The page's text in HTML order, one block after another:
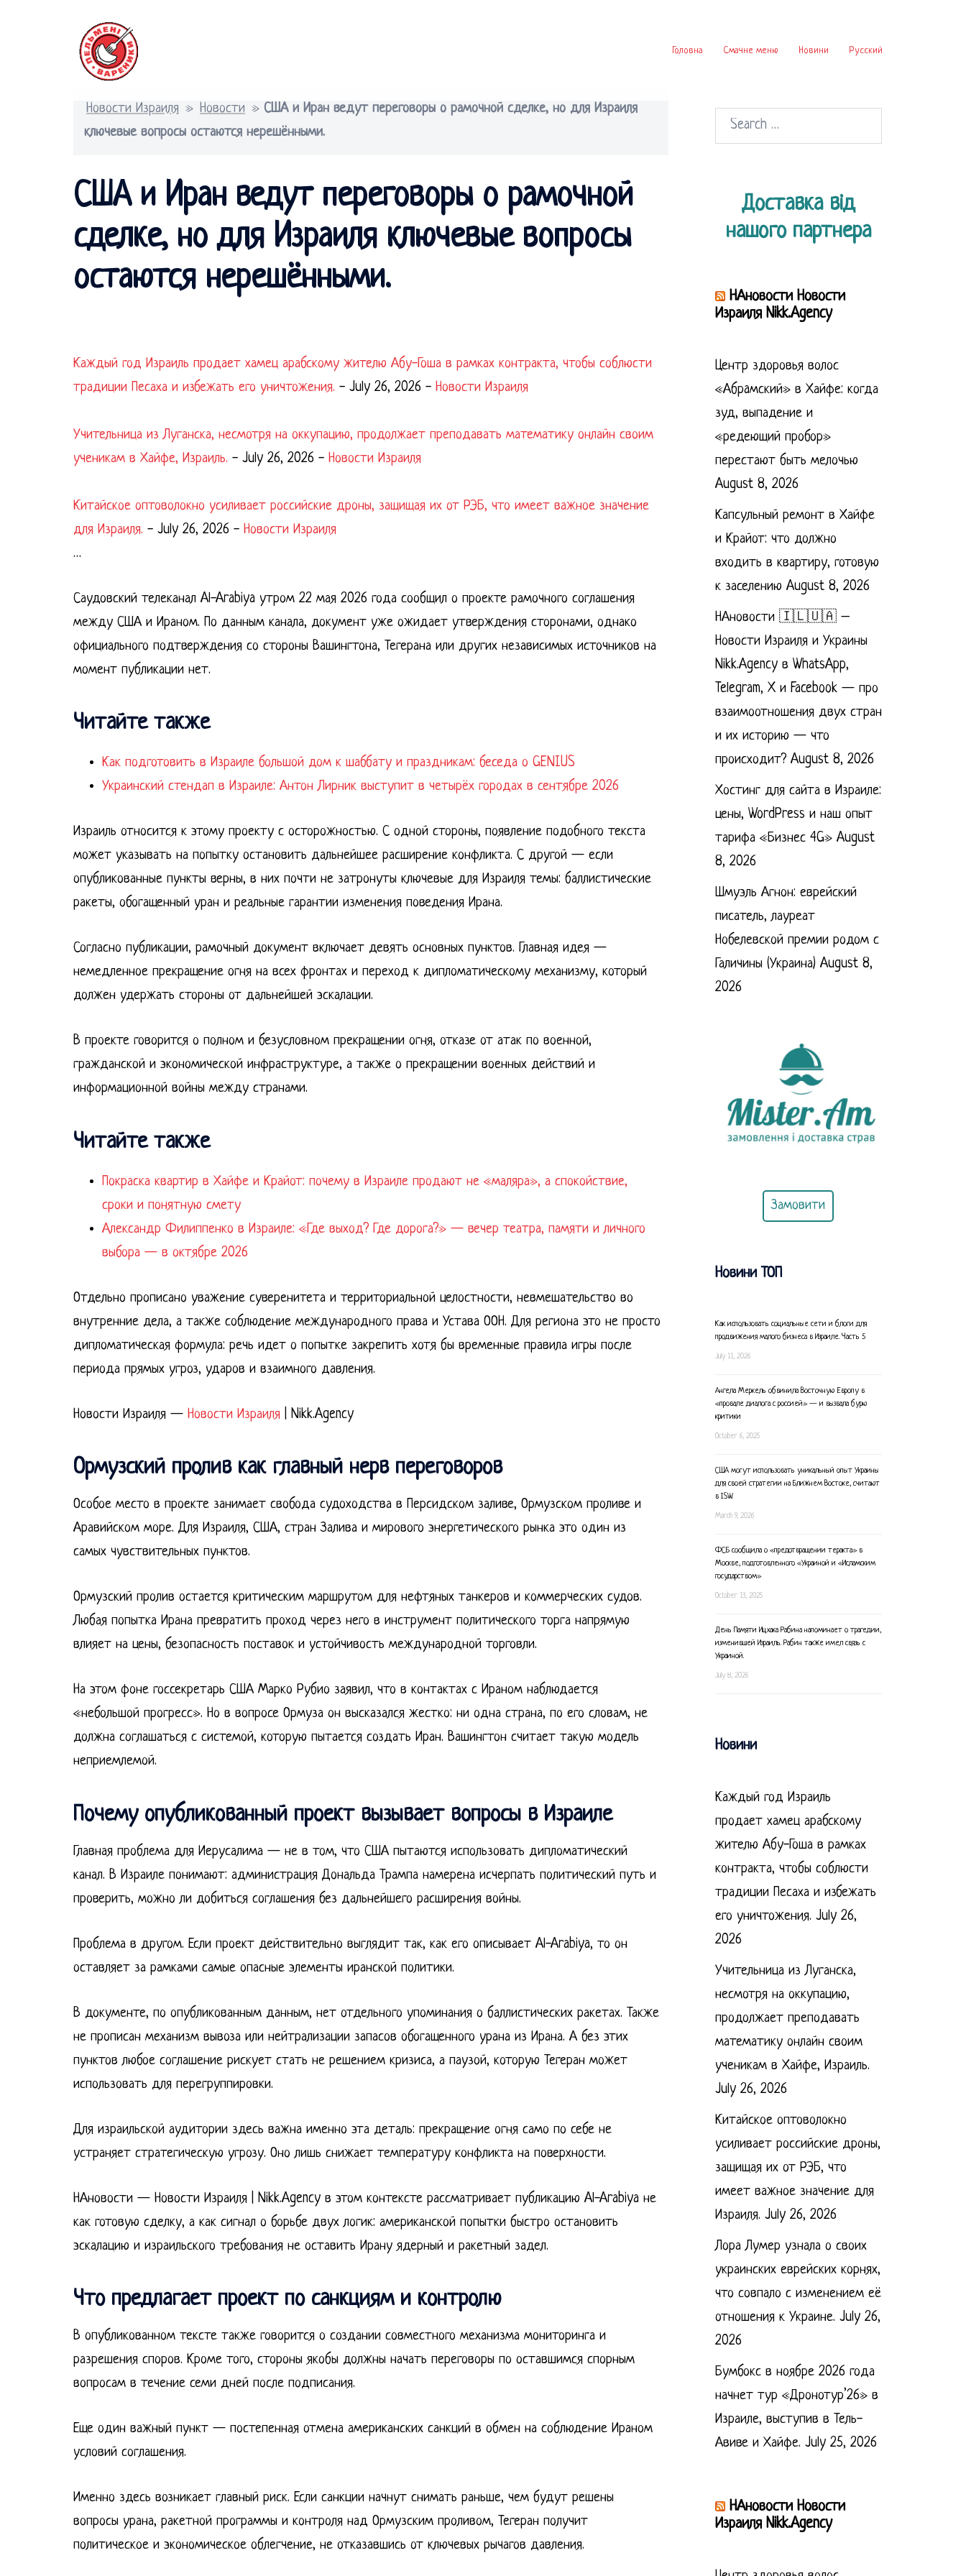
Головна Смачне меню Новини Русский
Новости Израиля » Новости » США и Иран ведут переговоры о рамочной сделке, но для Израиля
ключевые вопросы остаются нерешёнными.
США и Иран ведут переговоры о рамочной
сделке, но для Израиля ключевые вопросы
остаются нерешёнными.
Каждый год Израиль продает хамец арабскому жителю Абу-Гоша в рамках контракта, чтобы соблюсти
традиции Песаха и избежать его уничтожения. - July 26, 2026 - Новости Израиля
Учительница из Луганска, несмотря на оккупацию, продолжает преподавать математику онлайн своим
ученикам в Хайфе, Израиль. - July 26, 2026 - Новости Израиля
Китайское оптоволокно усиливает российские дроны, защищая их от РЭБ, что имеет важное значение
для Израиля. - July 26, 2026 - Новости Израиля
…
Саудовский телеканал Al-Arabiya утром 22 мая 2026 года сообщил о проекте рамочного соглашения
между США и Ираном. По данным канала, документ уже ожидает утверждения сторонами, однако
официального подтверждения со стороны Вашингтона, Тегерана или других независимых источников на
момент публикации нет.
Читайте также
Как подготовить в Израиле большой дом к шаббату и праздникам: беседа о GENIUS
Украинский стендап в Израиле: Антон Лирник выступит в четырёх городах в сентябре 2026
Израиль относится к этому проекту с осторожностью. С одной стороны, появление подобного текста
может указывать на попытку остановить дальнейшее расширение конфликта. С другой — если
опубликованные пункты верны, в них почти не затронуты ключевые для Израиля темы: баллистические
ракеты, обогащенный уран и реальные гарантии изменения поведения Ирана.
Согласно публикации, рамочный документ включает девять основных пунктов. Главная идея —
немедленное прекращение огня на всех фронтах и переход к дипломатическому механизму, который
должен удержать стороны от дальнейшей эскалации.
В проекте говорится о полном и безусловном прекращении огня, отказе от атак по военной,
гражданской и экономической инфраструктуре, а также о прекращении военных действий и
информационной войны между странами.
Читайте также
Покраска квартир в Хайфе и Крайот: почему в Израиле продают не «маляра», а спокойствие,
сроки и понятную смету
Александр Филиппенко в Израиле: «Где выход? Где дорога?» — вечер театра, памяти и личного
выбора — в октябре 2026
Отдельно прописано уважение суверенитета и территориальной целостности, невмешательство во
внутренние дела, а также соблюдение международного права и Устава ООН. Для региона это не просто
дипломатическая формула: речь идет о попытке закрепить хотя бы временные правила игры после
периода прямых угроз, ударов и взаимного давления.
Новости Израиля — Новости Израиля | Nikk.Agency
Ормузский пролив как главный нерв переговоров
Особое место в проекте занимает свобода судоходства в Персидском заливе, Ормузском проливе и
Аравийском море. Для Израиля, США, стран Залива и мирового энергетического рынка это один из
самых чувствительных пунктов.
Ормузский пролив остается критическим маршрутом для нефтяных танкеров и коммерческих судов.
Любая попытка Ирана превратить проход через него в инструмент политического торга напрямую
влияет на цены, безопасность поставок и устойчивость международной торговли.
На этом фоне госсекретарь США Марко Рубио заявил, что в контактах с Ираном наблюдается
«небольшой прогресс». Но в вопросе Ормуза он высказался жестко: ни одна страна, по его словам, не
должна соглашаться с системой, которую пытается создать Иран. Вашингтон считает такую модель
неприемлемой.
Почему опубликованный проект вызывает вопросы в Израиле
Главная проблема для Иерусалима — не в том, что США пытаются использовать дипломатический
канал. В Израиле понимают: администрация Дональда Трампа намерена исчерпать политический путь и
проверить, можно ли добиться соглашения без дальнейшего расширения войны.
Проблема в другом. Если проект действительно выглядит так, как его описывает Al-Arabiya, то он
оставляет за рамками самые опасные элементы иранской политики.
В документе, по опубликованным данным, нет отдельного упоминания о баллистических ракетах. Также
не прописан механизм вывоза или нейтрализации запасов обогащенного урана из Ирана. А без этих
пунктов любое соглашение рискует стать не решением кризиса, а паузой, которую Тегеран может
использовать для перегруппировки.
Для израильской аудитории здесь важна именно эта деталь: прекращение огня само по себе не
устраняет стратегическую угрозу. Оно лишь снижает температуру конфликта на поверхности.
НАновости — Новости Израиля | Nikk.Agency в этом контексте рассматривает публикацию Al-Arabiya не
как готовую сделку, а как сигнал о борьбе двух логик: американской попытки быстро остановить
эскалацию и израильского требования не оставить Ирану ядерный и ракетный задел.
Что предлагает проект по санкциям и контролю
В опубликованном тексте также говорится о создании совместного механизма мониторинга и
разрешения споров. Кроме того, стороны якобы должны начать переговоры по оставшимся спорным
вопросам в течение семи дней после подписания.
Еще один важный пункт — постепенная отмена американских санкций в обмен на соблюдение Ираном
условий соглашения.
Именно здесь возникает главный риск. Если санкции начнут снимать раньше, чем будут решены
вопросы урана, ракетной программы и контроля над Ормузским проливом, Тегеран получит
политическое и экономическое облегчение, не отказавшись от ключевых рычагов давления.
Search
for:
Доставка від
нашого партнера
НАновости Новости
Израиля Nikk.Agency
Центр здоровья волос
«Абрaмский» в Хайфе: когда
зуд, выпадение и
«редеющий пробор»
перестают быть мелочью
August 8, 2026
Капсульный ремонт в Хайфе
и Крайот: что должно
входить в квартиру, готовую
к заселению August 8, 2026
НАновости 🇮🇱🇺🇦 –
Новости Израиля и Украины
Nikk.Agency в WhatsApp,
Telegram, X и Facebook — про
взаимоотношения двух стран
и их историю — что
происходит? August 8, 2026
Хостинг для сайта в Израиле:
цены, WordPress и наш опыт
тарифа «Бизнес 4G» August
8, 2026
Шмуэль Агнон: еврейский
писатель, лауреат
Нобелевской премии родом с
Галичины (Украина) August 8,
2026
Замовити
Новини ТОП
Как использовать социальные сети и блоги для
продвижения малого бизнеса в Израиле. Часть 5
July 11, 2026
Ангела Меркель обвинила Восточную Европу в
«провале диалога с россией» — и вызвала бурю
критики
October 6, 2025
США могут использовать уникальный опыт Украины
для своей стратегии на Ближнем Востоке, считают
в ISW.
March 9, 2026
ФСБ сообщила о «предотвращении теракта» в
Москве, подготовленного «Украиной и «Исламским
государством»
October 13, 2025
День Памяти Ицхака Рабина напоминает о трагедии,
изменившей Израиль. Рабин также имел связь с
Украиной.
July 8, 2026
Новини
Каждый год Израиль
продает хамец арабскому
жителю Абу-Гоша в рамках
контракта, чтобы соблюсти
традиции Песаха и избежать
его уничтожения. July 26,
2026
Учительница из Луганска,
несмотря на оккупацию,
продолжает преподавать
математику онлайн своим
ученикам в Хайфе, Израиль.
July 26, 2026
Китайское оптоволокно
усиливает российские дроны,
защищая их от РЭБ, что
имеет важное значение для
Израиля. July 26, 2026
Лора Лумер узнала о своих
украинских еврейских корнях,
что совпало с изменением её
отношения к Украине. July 26,
2026
Бумбокс в ноябре 2026 года
начнет тур «Дронотур’26» в
Израиле, выступив в Тель-
Авиве и Хайфе. July 25, 2026
НАновости Новости
Израиля Nikk.Agency